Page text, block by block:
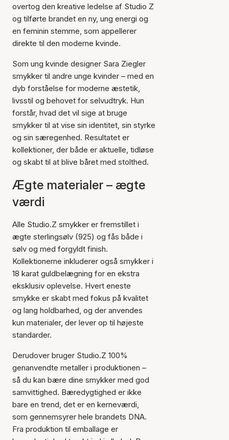
overtog den kreative ledelse af Studio Z
og tilførte brandet en ny, ung energi og
en feminin stemme, som appellerer
direkte til den moderne kvinde.
Som ung kvinde designer Sara Ziegler
smykker til andre unge kvinder – med en
dyb forståelse for moderne æstetik,
livsstil og behovet for selvudtryk. Hun
forstår, hvad det vil sige at bruge
smykker til at vise sin identitet, sin styrke
og sin særegenhed. Resultatet er
kollektioner, der både er aktuelle, tidløse
og skabt til at blive båret med stolthed.
Ægte materialer – ægte
værdi
Alle Studio.Z smykker er fremstillet i
ægte sterlingsølv (925) og fås både i
sølv og med forgyldt finish.
Kollektionerne inkluderer også smykker i
18 karat guldbelægning for en ekstra
eksklusiv oplevelse. Hvert eneste
smykke er skabt med fokus på kvalitet
og lang holdbarhed, og der anvendes
kun materialer, der lever op til højeste
standarder.
Derudover bruger Studio.Z 100%
genanvendte metaller i produktionen –
så du kan bære dine smykker med god
samvittighed. Bæredygtighed er ikke
bare en trend, det er en kerneværdi,
som gennemsyrer hele brandets DNA.
Fra produktion til emballage er